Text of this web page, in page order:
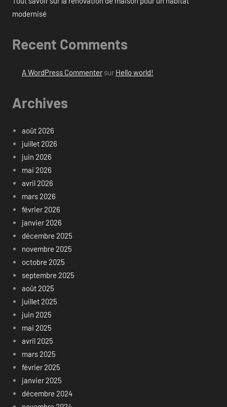
modernisé
Recent Comments
A WordPress Commentersur Hello world!
Archives
août 2026
juillet 2026
juin 2026
mai 2026
avril 2026
mars 2026
février 2026
janvier 2026
décembre 2025
novembre 2025
octobre 2025
septembre 2025
août 2025
juillet 2025
juin 2025
mai 2025
avril 2025
mars 2025
février 2025
janvier 2025
décembre 2024